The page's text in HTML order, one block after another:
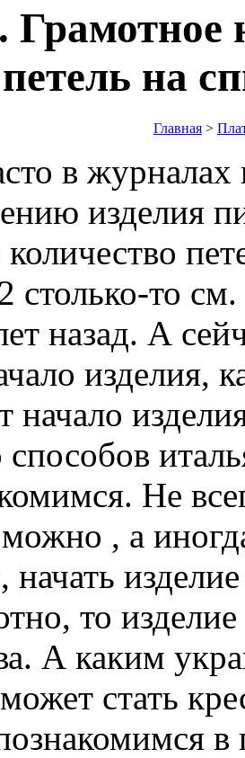
Грамотное
на
Главная >
в
изделия
количество
столько-то
назад. А
изделия,
начало
способов
Не
, а
начать
то
А каким
стать
в